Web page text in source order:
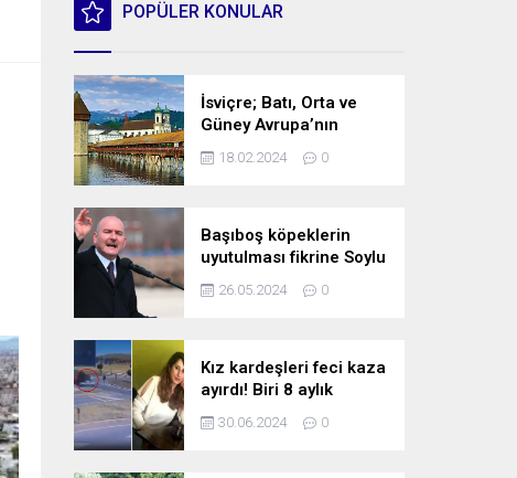
POPÜLER KONULAR
İsviçre; Batı, Orta ve
Güney Avrupa’nın
kesişme noktasında
bulunan bir ülke.
18.02.2024 0
Başıboş köpeklerin
uyutulması fikrine Soylu
da karşı çıktı: Gönlüm
razı değil
26.05.2024 0
Kız kardeşleri feci kaza
ayırdı! Biri 8 aylık
hamile iki kız kardeş
hayatını kaybetti
30.06.2024 0